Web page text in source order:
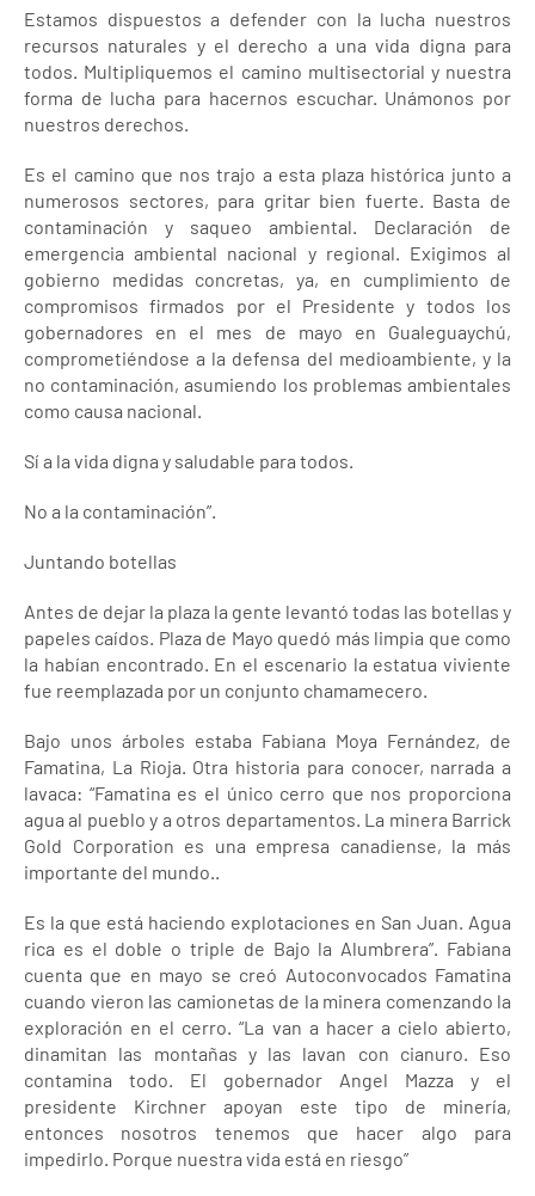
Estamos dispuestos a defender con la lucha nuestros
recursos naturales y el derecho a una vida digna para
todos. Multipliquemos el camino multisectorial y nuestra
forma de lucha para hacernos escuchar. Unámonos por
nuestros derechos.
Es el camino que nos trajo a esta plaza histórica junto a
numerosos sectores, para gritar bien fuerte. Basta de
contaminación y saqueo ambiental. Declaración de
emergencia ambiental nacional y regional. Exigimos al
gobierno medidas concretas, ya, en cumplimiento de
compromisos firmados por el Presidente y todos los
gobernadores en el mes de mayo en Gualeguaychú,
comprometiéndose a la defensa del medioambiente, y la
no contaminación, asumiendo los problemas ambientales
como causa nacional.
Sí a la vida digna y saludable para todos.
No a la contaminación”.
Juntando botellas
Antes de dejar la plaza la gente levantó todas las botellas y
papeles caídos. Plaza de Mayo quedó más limpia que como
la habían encontrado. En el escenario la estatua viviente
fue reemplazada por un conjunto chamamecero.
Bajo unos árboles estaba Fabiana Moya Fernández, de
Famatina, La Rioja. Otra historia para conocer, narrada a
lavaca: “Famatina es el único cerro que nos proporciona
agua al pueblo y a otros departamentos. La minera Barrick
Gold Corporation es una empresa canadiense, la más
importante del mundo..
Es la que está haciendo explotaciones en San Juan. Agua
rica es el doble o triple de Bajo la Alumbrera”. Fabiana
cuenta que en mayo se creó Autoconvocados Famatina
cuando vieron las camionetas de la minera comenzando la
exploración en el cerro. “La van a hacer a cielo abierto,
dinamitan las montañas y las lavan con cianuro. Eso
contamina todo. El gobernador Angel Mazza y el
presidente Kirchner apoyan este tipo de minería,
entonces nosotros tenemos que hacer algo para
impedirlo. Porque nuestra vida está en riesgo”